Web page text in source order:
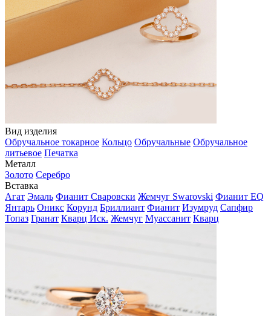
Вид изделия
Обручальное токарное Кольцо Обручальные Обручальное
литьевое Печатка
Металл
Золото Серебро
Вставка
Агат Эмаль Фианит Сваровски Жемчуг Swarovski Фианит EQ
Янтарь Оникс Корунд Бриллиант Фианит Изумруд Сапфир
Топаз Гранат Кварц Иск. Жемчуг Муассанит Кварц